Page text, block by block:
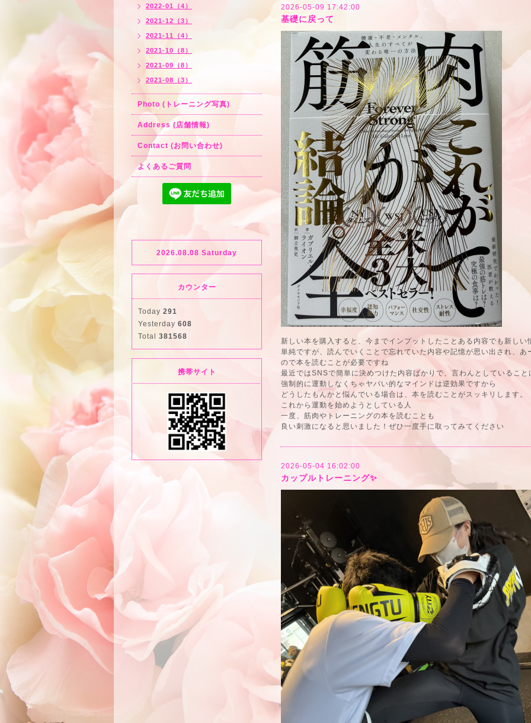
2026-05-09 17:42:00
基礎に戻って
新しい本を購入すると、今までインプットしたことある内容でも新し
単純ですが、読んでいくことで忘れていた内容や記憶が思い出され
ので本を読むことが必要ですね
最近ではSNSで簡単に決めつけた内容ばかりで、言わんとしているこ
強制的に運動しなくちゃヤバい的なマインドは逆効果ですから
どうしたもんかと悩んでいる場合は、本を読むことがスッキリします。
これから運動を始めようとしている人
一度、筋肉やトレーニングの本を読むことも
良い刺激になると思いました！ぜひ一度手に取ってみてください
2026-05-04 16:02:00
カップルトレーニング✨
2022-01（4）
2021-12（3）
2021-11（4）
2021-10（8）
2021-09（8）
2021-08（3）
Photo (トレーニング写真)
Address (店舗情報)
Contact (お問い合わせ)
よくあるご質問
2026.08.08 Saturday
カウンター
Today 291
Yesterday 608
Total 381568
携帯サイト